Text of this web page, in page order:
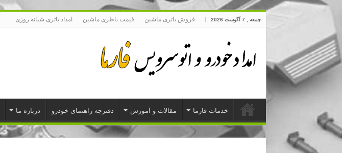
جمعه , 7 آگوست 2026 فروش باتری ماشین قیمت باطری ماشین امداد باتری شبانه روزی
خدمات فارما مقالات و آموزش دفترچه راهنمای خودرو درباره ما